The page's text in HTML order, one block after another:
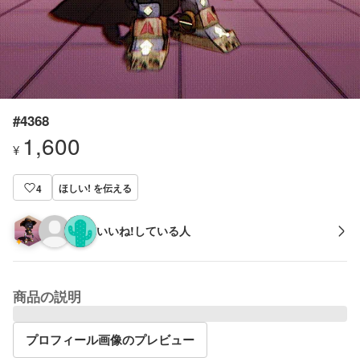
#4368
¥ 1,600
4 ほしい! を伝える
いいね!している人
商品の説明
プロフィール画像のプレビュー